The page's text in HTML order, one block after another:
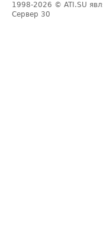
1998-2026 © ATI.SU
Сервер 30